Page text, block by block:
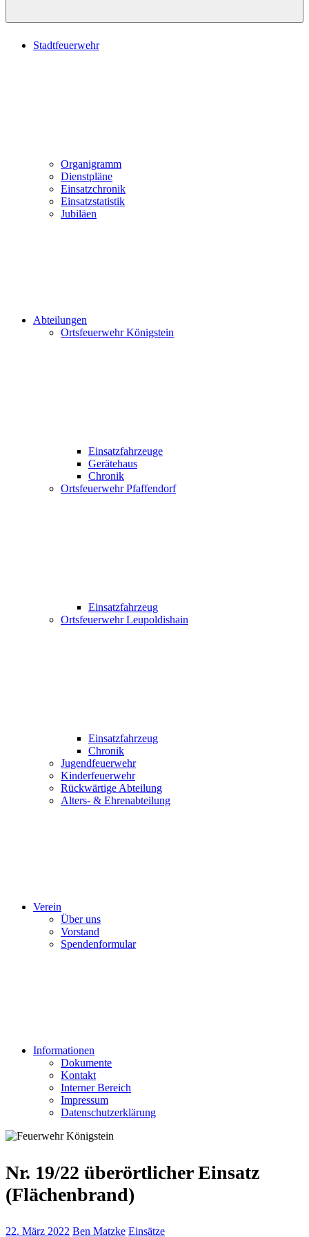
Stadtfeuerwehr
Organigramm
Dienstpläne
Einsatzchronik
Einsatzstatistik
Jubiläen
Abteilungen
Ortsfeuerwehr Königstein
Einsatzfahrzeuge
Gerätehaus
Chronik
Ortsfeuerwehr Pfaffendorf
Einsatzfahrzeug
Ortsfeuerwehr Leupoldishain
Einsatzfahrzeug
Chronik
Jugendfeuerwehr
Kinderfeuerwehr
Rückwärtige Abteilung
Alters- & Ehrenabteilung
Verein
Über uns
Vorstand
Spendenformular
Informationen
Dokumente
Kontakt
Interner Bereich
Impressum
Datenschutzerklärung
Nr. 19/22 überörtlicher Einsatz
(Flächenbrand)
22. März 2022 Ben Matzke Einsätze